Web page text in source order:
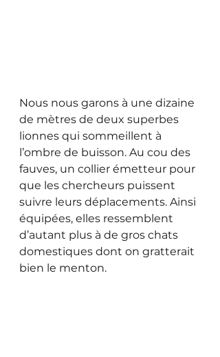
Nous nous garons à une dizaine
de mètres de deux superbes
lionnes qui sommeillent à
l’ombre de buisson. Au cou des
fauves, un collier émetteur pour
que les chercheurs puissent
suivre leurs déplacements. Ainsi
équipées, elles ressemblent
d’autant plus à de gros chats
domestiques dont on gratterait
bien le menton.